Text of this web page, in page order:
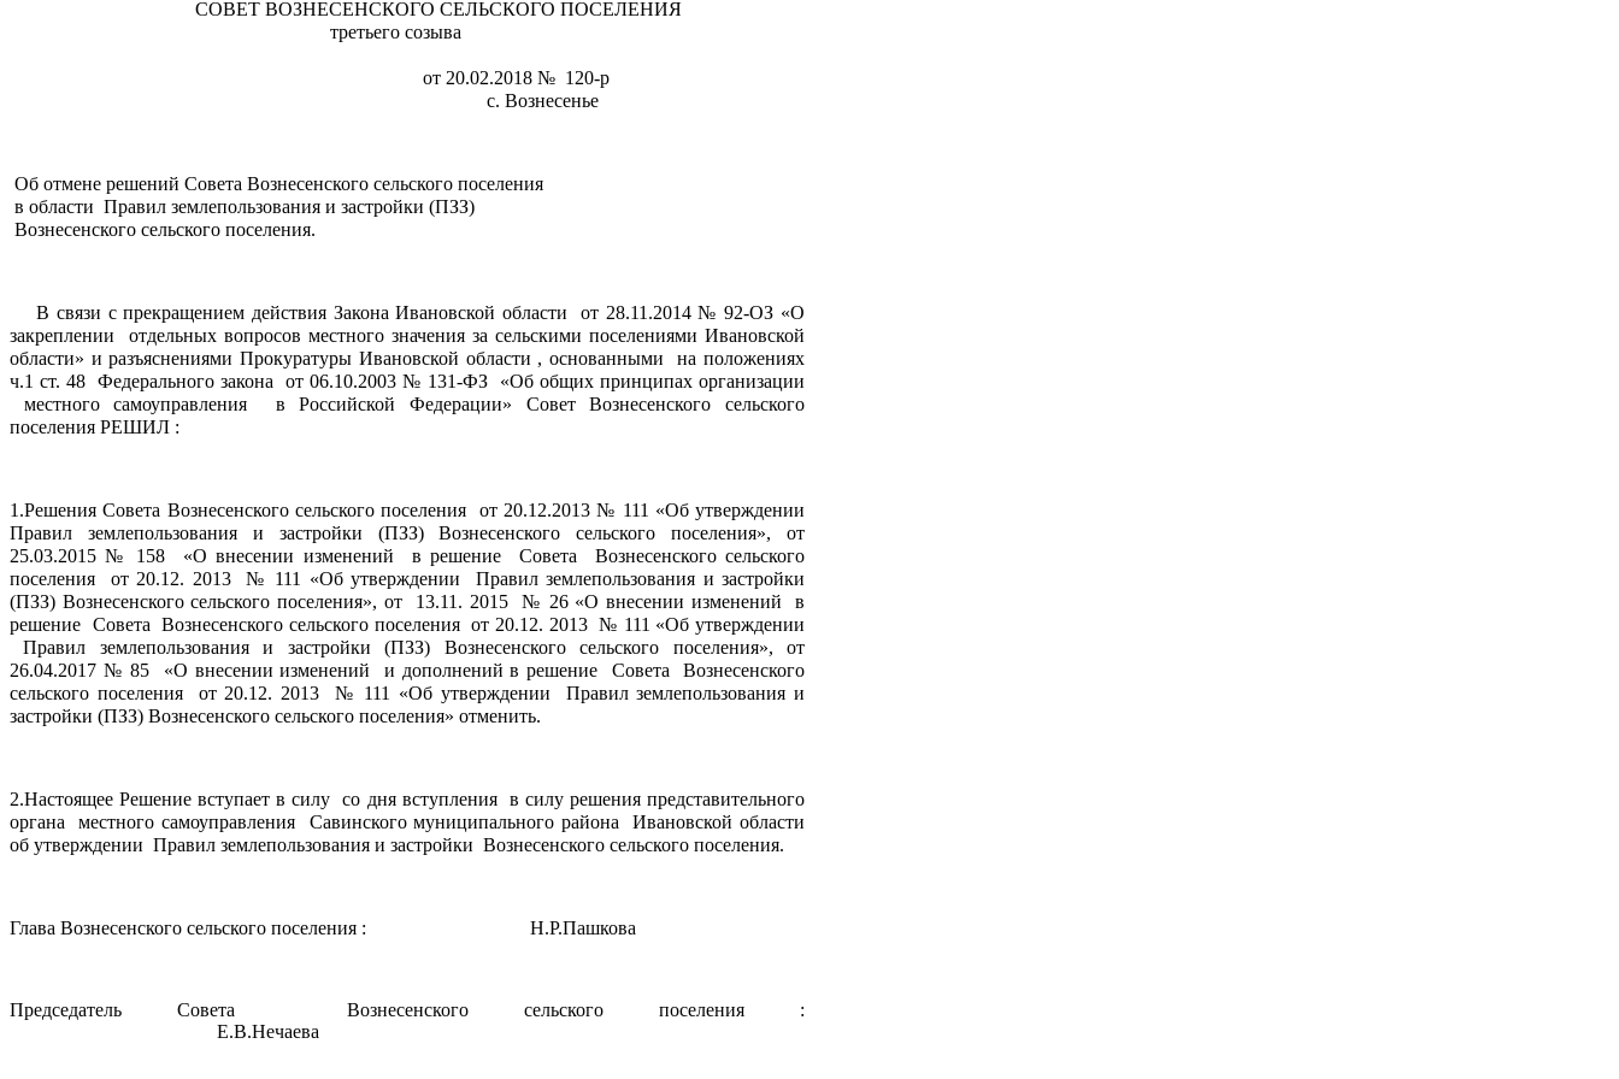
СОВЕТ ВОЗНЕСЕНСКОГО СЕЛЬСКОГО ПОСЕЛЕНИЯ
третьего созыва
от 20.02.2018 №  120-р
с. Вознесенье
Об отмене решений Совета Вознесенского сельского поселения
в области  Правил землепользования и застройки (ПЗЗ)
Вознесенского сельского поселения.
В связи с прекращением действия Закона Ивановской области  от 28.11.2014 № 92-ОЗ «О
закреплении  отдельных вопросов местного значения за сельскими поселениями Ивановской
области» и разъяснениями Прокуратуры Ивановской области , основанными  на положениях
ч.1 ст. 48  Федерального закона  от 06.10.2003 № 131-ФЗ  «Об общих принципах организации
местного самоуправления  в Российской Федерации» Совет Вознесенского сельского
поселения РЕШИЛ :
Правил землепользования и застройки (ПЗЗ) Вознесенского сельского поселения», от
25.03.2015 № 158  «О внесении изменений  в решение  Совета  Вознесенского сельского
поселения  от 20.12. 2013  № 111 «Об утверждении  Правил землепользования и застройки
(ПЗЗ) Вознесенского сельского поселения», от  13.11. 2015  № 26 «О внесении изменений  в
решение  Совета  Вознесенского сельского поселения  от 20.12. 2013  № 111 «Об утверждении
Правил землепользования и застройки (ПЗЗ) Вознесенского сельского поселения», от
26.04.2017 № 85  «О внесении изменений  и дополнений в решение  Совета  Вознесенского
сельского поселения  от 20.12. 2013  № 111 «Об утверждении  Правил землепользования и
застройки (ПЗЗ) Вознесенского сельского поселения» отменить.
2.Настоящее Решение вступает в силу  со дня вступления  в силу решения представительного
органа  местного самоуправления  Савинского муниципального района  Ивановской области
об утверждении  Правил землепользования и застройки  Вознесенского сельского поселения.
Глава Вознесенского сельского поселения :                                  Н.Р.Пашкова
Председатель Совета Вознесенского сельского поселения :
Е.В.Нечаева